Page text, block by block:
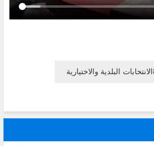
الانتخابات البلدية والاختيارية